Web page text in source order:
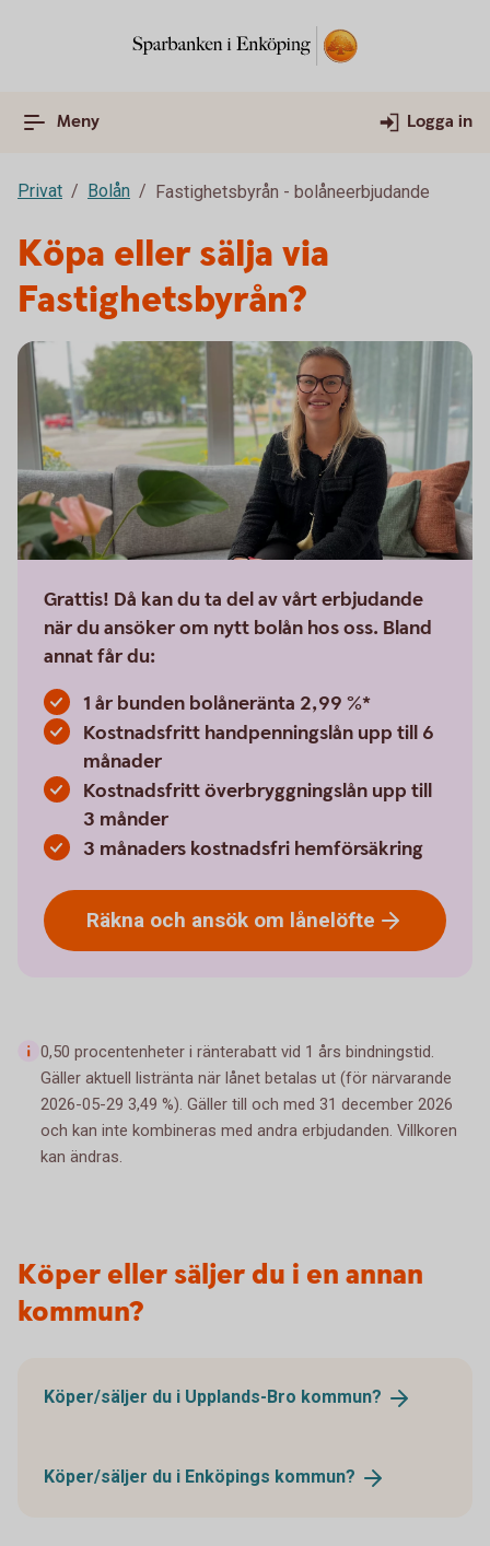
Meny Logga in
Privat Bolån Fastighetsbyrån - bolåneerbjudande
Köpa eller sälja via
Fastighetsbyrån?
Grattis! Då kan du ta del av vårt erbjudande
när du ansöker om nytt bolån hos oss. Bland
annat får du:
1 år bunden bolåneränta 2,99 %*
Kostnadsfritt handpenningslån upp till 6
månader
Kostnadsfritt överbryggningslån upp till
3 månder
3 månaders kostnadsfri hemförsäkring
Räkna och ansök om lånelöfte
0,50 procentenheter i ränterabatt vid 1 års bindningstid.
Gäller aktuell listränta när lånet betalas ut (för närvarande
2026-05-29 3,49 %). Gäller till och med 31 december 2026
och kan inte kombineras med andra erbjudanden. Villkoren
kan ändras.
Köper eller säljer du i en annan
kommun?
Köper/säljer du i Upplands-Bro kommun?
Köper/säljer du i Enköpings kommun?